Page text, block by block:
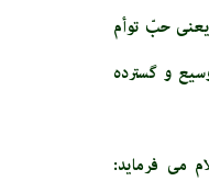
حبّ توأم
و گسترده
مى‏ فرمايد: